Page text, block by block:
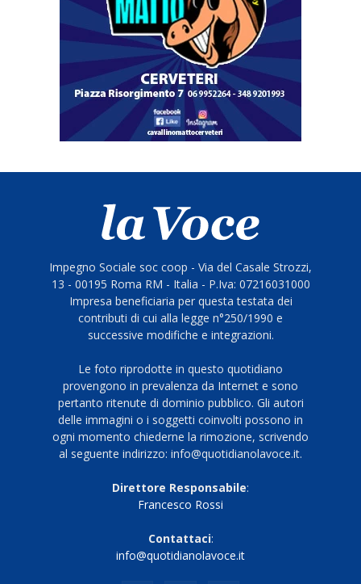
Impegno Sociale soc coop - Via del Casale Strozzi,
13 - 00195 Roma RM - Italia - P.Iva: 07216031000
Impresa beneficiaria per questa testata dei
contributi di cui alla legge n°250/1990 e
successive modifiche e integrazioni.
Le foto riprodotte in questo quotidiano
provengono in prevalenza da Internet e sono
pertanto ritenute di dominio pubblico. Gli autori
delle immagini o i soggetti coinvolti possono in
ogni momento chiederne la rimozione, scrivendo
al seguente indirizzo: info@quotidianolavoce.it.
Direttore Responsabile:
Francesco Rossi
Contattaci:
info@quotidianolavoce.it